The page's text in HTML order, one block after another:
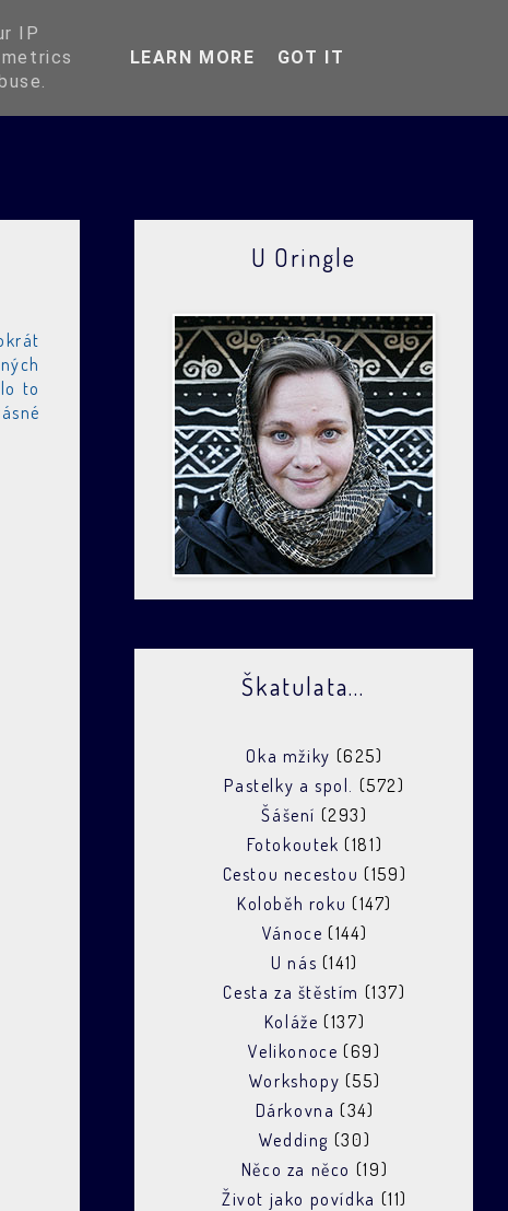
O Oringli
to
U Oringle
Škatulata...
Oka mžiky (625)
Pastelky a spol. (572)
Šášení (293)
Fotokoutek (181)
Cestou necestou (159)
Koloběh roku (147)
Vánoce (144)
U nás (141)
Cesta za štěstím (137)
Koláže (137)
Velikonoce (69)
Workshopy (55)
Dárkovna (34)
Wedding (30)
Něco za něco (19)
Život jako povídka (11)
IP
LEARN MORE GOT IT